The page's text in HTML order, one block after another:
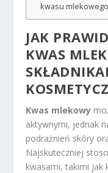
kwasu
JAK
KWAS
Kwas mlekowy
aktywnymi, jednak
podrażnień skóry
Najskuteczniej
kwasami, takimi jak